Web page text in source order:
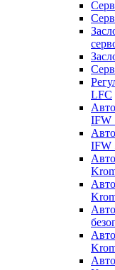
LFC
IFW
IFW